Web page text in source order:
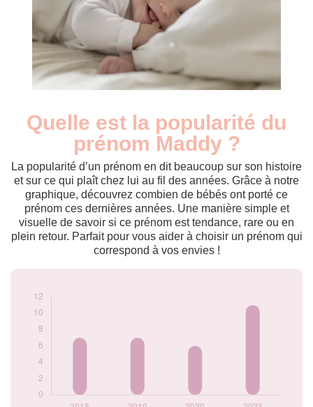
Quelle est la popularité du
prénom Maddy ?
La popularité d’un prénom en dit beaucoup sur son histoire
et sur ce qui plaît chez lui au fil des années. Grâce à notre
graphique, découvrez combien de bébés ont porté ce
prénom ces dernières années. Une manière simple et
visuelle de savoir si ce prénom est tendance, rare ou en
plein retour. Parfait pour vous aider à choisir un prénom qui
correspond à vos envies !
Popularité du
prénom Maddy par
année
Année
Nouveaux-
nés
2019
7
2020
6
2023
11